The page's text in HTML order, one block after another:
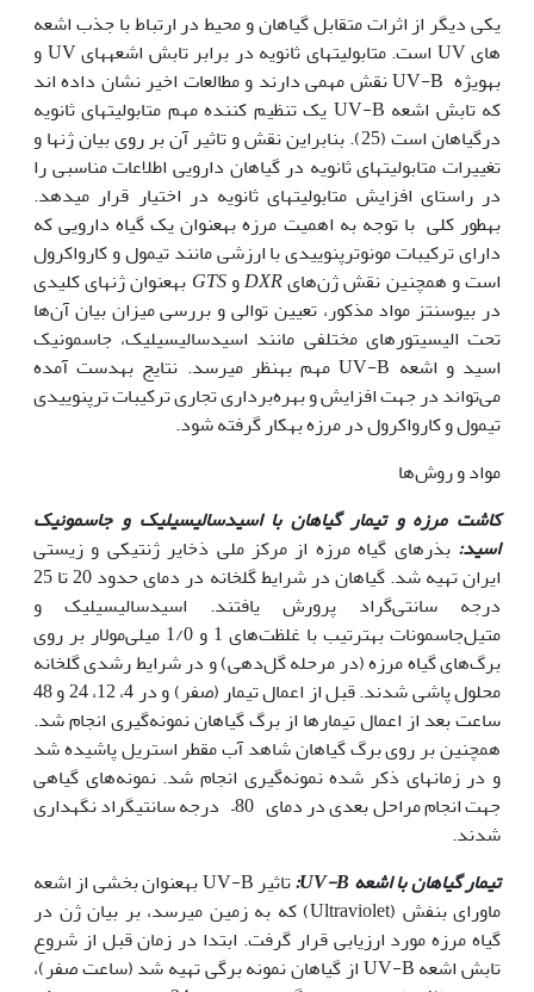
یکی دیگر از اثرات متقابل گیاهان و محیط در ارتباط با جذب اشعه
های UV است. متابولیت‏های ثانویه در برابر تابش اشعه‏های UV و
به‏ویژه UV-B نقش مهمی دارند و مطالعات اخیر نشان داده اند
که تابش اشعه UV-B یک تنظیم کننده مهم متابولیت‏های ثانویه
درگیاهان است (25). بنابراین نقش و تاثیر آن بر روی بیان ژن‏ها و
تغییرات متابولیت‏های ثانویه در گیاهان دارویی اطلاعات مناسبی را
در راستای افزایش متابولیت‏های ثانویه در اختیار قرار می‏دهد.
به‏طور کلی با توجه به اهمیت مرزه به‏عنوان یک گیاه دارویی که
دارای ترکیبات مونوترپنوییدی با ارزشی مانند تیمول و کارواکرول
است و همچنین نقش ژن‌هایDXRوGTS به‏عنوان ژن‏های کلیدی
در بیوسنتز مواد مذکور، تعیین توالی و بررسی میزان بیان آن‌ها
تحت الیسیتورهای مختلفی مانند اسیدسالیسیلیک، جاسمونیک
اسید و اشعه UV-B مهم به‏نظر می‏رسد. نتایج به‏دست آمده
می‌تواند در جهت افزایش و بهره‌برداری تجاری ترکیبات ترپنوییدی
تیمول و کارواکرول در مرزه به‏کار گرفته شود.
مواد و روش‌ها
کاشت مرزه و تیمار گیاهان با اسیدسالیسیلیک و جاسمونیک
‌اسید: بذرهای گیاه مرزه از مرکز ملی ذخایر ژنتیکی و زیستی
ایران تهیه شد. گیاهان در شرایط گل‏خانه در دمای حدود 20 تا 25
درجه سانتی‌گراد پرورش یافتند. اسیدسالیسیلیک و
متیل‌جاسمونات به‏ترتیب با غلظت‌های 1 و 1/0 میلی‌مولار بر روی
برگ‌های گیاه مرزه (در مرحله گل‌دهی) و در شرایط رشدی گلخانه
محلول پاشی شدند. قبل از اعمال تیمار (صفر) و در 4، 12، 24 و 48
ساعت بعد از اعمال تیمارها از برگ‌ گیاهان نمونه‌گیری انجام شد.
همچنین بر روی برگ گیاهان شاهد آب مقطر استریل ‌پاشیده شد
و در زمان‏های ذکر شده نمونه‌گیری انجام شد. نمونه‌های گیاهی
جهت انجام مراحل بعدی در دمای 80– درجه سانتی‏گراد نگه‏داری
شدند.
تیمار گیاهان بااشعه UV-B
:
تاثیر UV-B به‏عنوان بخشی از اشعه
ماورای بنفش (Ultraviolet) که به زمین می‏رسد، بر بیان ژن ‌در
گیاه مرزه مورد ارزیابی قرار گرفت. ابتدا در زمان قبل از شروع
تابش اشعه UV-B از گیاهان نمونه برگی تهیه شد (ساعت صفر)،